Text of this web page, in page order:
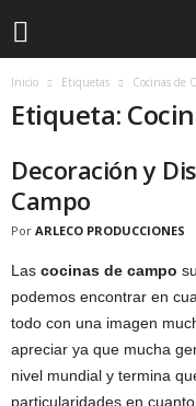
Inicio Etiquetas Cocinas de
Etiqueta:
Decoración y
Campo
Por ARLECO PRODUCCIONES
Las cocinas de campo
podemos encontrar en
todo con una imagen
apreciar ya que mucha
nivel mundial y termina
particularidades en cuanto